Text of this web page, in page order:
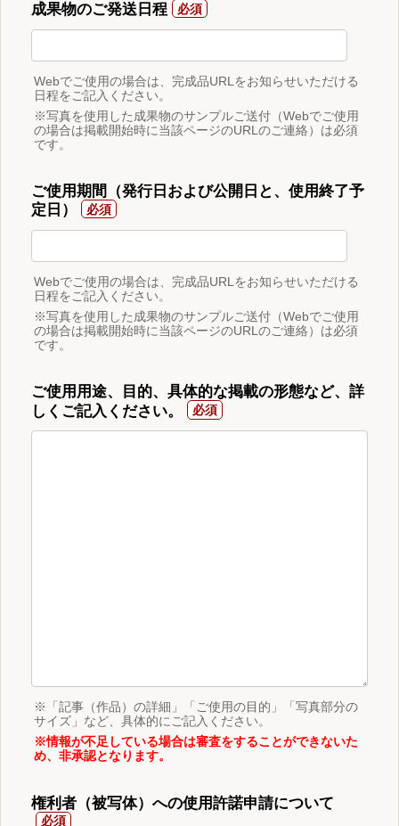
成果物のご発送日程
Webでご使用の場合は、完成品URLをお知らせいただける
日程をご記入ください。
※写真を使用した成果物のサンプルご送付（Webでご使用
の場合は掲載開始時に当該ページのURLのご連絡）は必須
です。
ご使用期間（発行日および公開日と、使用終了予
定日）
Webでご使用の場合は、完成品URLをお知らせいただける
日程をご記入ください。
※写真を使用した成果物のサンプルご送付（Webでご使用
の場合は掲載開始時に当該ページのURLのご連絡）は必須
です。
ご使用用途、目的、具体的な掲載の形態など、詳
しくご記入ください。
※「記事（作品）の詳細」「ご使用の目的」「写真部分の
サイズ」など、具体的にご記入ください。
※情報が不足している場合は審査をすることができないた
め、非承認となります。
権利者（被写体）への使用許諾申請について